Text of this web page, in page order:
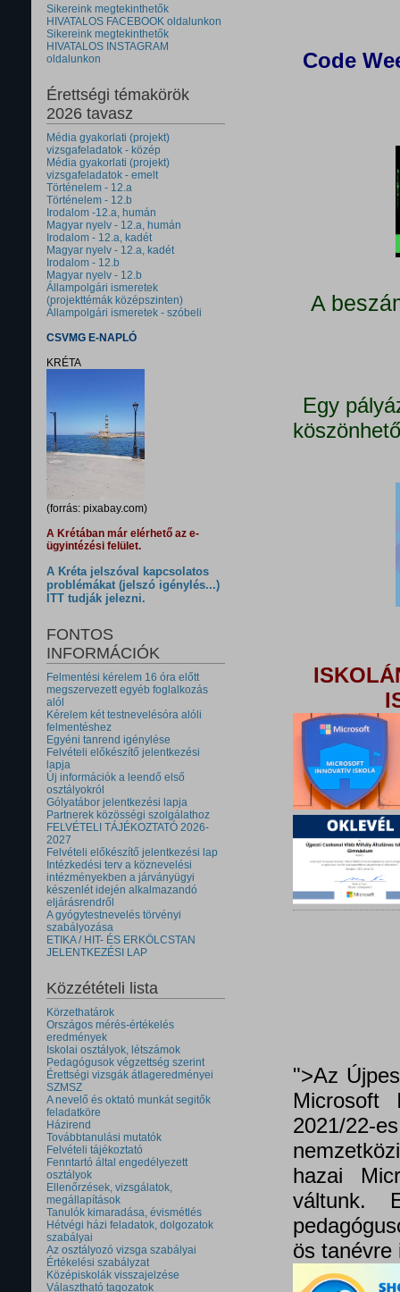
Sikereink megtekinthetők
HIVATALOS FACEBOOK oldalunkon
Sikereink megtekinthetők
HIVATALOS INSTAGRAM
oldalunkon
Érettségi témakörök
2026 tavasz
Média gyakorlati (projekt)
vizsgafeladatok - közép
Média gyakorlati (projekt)
vizsgafeladatok - emelt
Történelem - 12.a
Történelem - 12.b
Irodalom -12.a, humán
Magyar nyelv - 12.a, humán
Irodalom - 12.a, kadét
Magyar nyelv - 12.a, kadét
Irodalom - 12.b
Magyar nyelv - 12.b
Állampolgári ismeretek
(projekttémák középszinten)
Állampolgári ismeretek - szóbeli
CSVMG E-NAPLÓ
KRÉTA
(forrás: pixabay.com)
A Krétában már elérhető az e-
ügyintézési felület.
A Kréta jelszóval kapcsolatos
problémákat (jelszó igénylés...)
ITT tudják jelezni.
FONTOS
INFORMÁCIÓK
Felmentési kérelem 16 óra előtt
megszervezett egyéb foglalkozás
alól
Kérelem két testnevelésóra alóli
felmentéshez
Egyéni tanrend igénylése
Felvételi előkészítő jelentkezési
lapja
Új információk a leendő első
osztályokról
Gólyatábor jelentkezési lapja
Partnerek közösségi szolgálathoz
FELVÉTELI TÁJÉKOZTATÓ 2026-
2027
Felvételi előkészítő jelentkezési lap
Intézkedési terv a köznevelési
intézményekben a járványügyi
készenlét idején alkalmazandó
eljárásrendről
A gyógytestnevelés törvényi
szabályozása
ETIKA / HIT- ÉS ERKÖLCSTAN
JELENTKEZÉSI LAP
Közzétételi lista
Körzethatárok
Országos mérés-értékelés
eredmények
Iskolai osztályok, létszámok
Pedagógusok végzettség szerint
Érettségi vizsgák átlageredményei
SZMSZ
A nevelő és oktató munkát segitők
feladatköre
Házirend
Továbbtanulási mutatók
Felvételi tájékoztató
Fenntartó által engedélyezett
osztályok
Ellenőrzések, vizsgálatok,
megállapítások
Tanulók kimaradása, évismétlés
Hétvégi házi feladatok, dolgozatok
szabályai
Az osztályozó vizsga szabályai
Értékelési szabályzat
Középiskolák visszajelzése
Választható tagozatok
Code
A
Egy
">Az
Microsoft
2021/
hazai
váltunk.
ös tanévre